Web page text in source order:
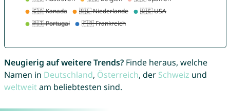
Neugierig auf weitere Trends?Finde heraus, welche
Namen in Deutschland, Österreich, der Schweiz und
weltweitam beliebtesten sind.